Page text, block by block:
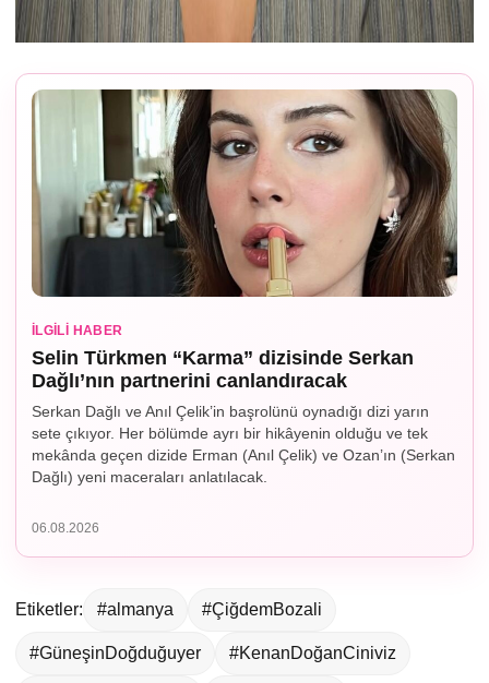
İLGILI HABER
Selin Türkmen “Karma” dizisinde Serkan
Dağlı’nın partnerini canlandıracak
Serkan Dağlı ve Anıl Çelik’in başrolünü oynadığı dizi yarın
sete çıkıyor. Her bölümde ayrı bir hikâyenin olduğu ve tek
mekânda geçen dizide Erman (Anıl Çelik) ve Ozan’ın (Serkan
Dağlı) yeni maceraları anlatılacak.
06.08.2026
Etiketler: #almanya #ÇiğdemBozali
#GüneşinDoğduğuyer #KenanDoğanCiniviz